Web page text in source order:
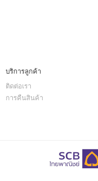
บริการลูกค้า
ติดต่อเรา
การคืนสินค้า